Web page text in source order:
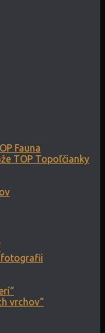
Fauna
TOP Topoľčianky
fotografii
vrchov“